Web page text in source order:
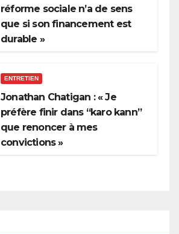
réforme sociale n’a de sens
que si son financement est
durable »
ENTRETIEN
Jonathan Chatigan : « Je
préfère finir dans “karo kann”
que renoncer à mes
convictions »